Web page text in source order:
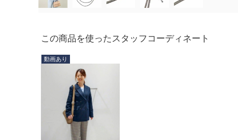
この商品を使ったスタッフコーディネート
動画あり